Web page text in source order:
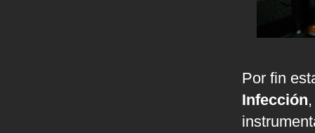
Por fin
Infección